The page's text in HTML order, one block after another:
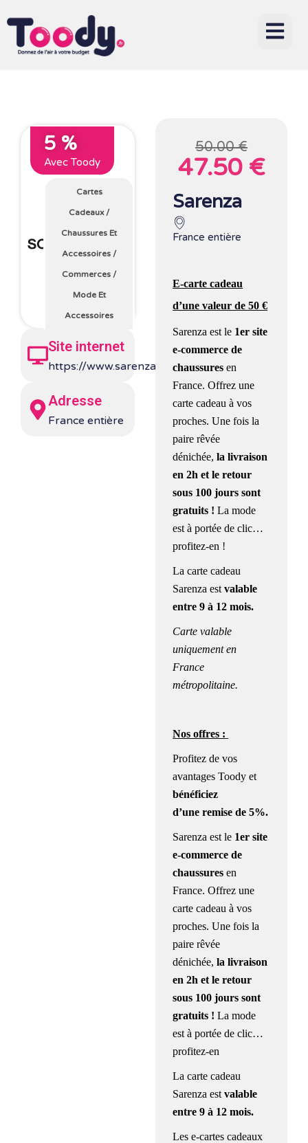
5 %
Avec Toody
Cartes
Cadeaux/
Chaussures Et
Accessoires /
Commerces /
Mode Et
Accessoires
Site internet
https://www.sarenza.com/
Adresse
France entière
50.00 €
47.50 €
Sarenza
France entière
E-carte cadeau
d’une valeur de 50 €
Sarenza est le 1er site
e-commerce de
chaussuresen
France. Offrez une
carte cadeau à vos
proches. Une fois la
paire rêvée
dénichée,la livraison
en 2h et le retour
sous 100 jours sont
gratuits ! La mode
est à portée de clic…
profitez-en !
La carte cadeau
Sarenza estvalable
entre 9 à 12 mois.
Carte valable
uniquement en
France
métropolitaine.
Nos offres :
Profitez de vos
avantages Toody et
bénéficiez
d’uneremise de 5%.
Sarenza est le 1er site
e-commerce de
chaussuresen
France. Offrez une
carte cadeau à vos
proches. Une fois la
paire rêvée
dénichée,la livraison
en 2h et le retour
sous 100 jours sont
gratuits ! La mode
est à portée de clic…
profitez-en
La carte cadeau
Sarenza estvalable
entre 9 à 12 mois.
Les e-cartes cadeaux